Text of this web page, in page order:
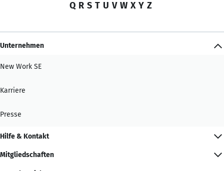
Q R S T U V W X Y Z
Unternehmen
New Work SE
Karriere
Presse
Hilfe & Kontakt
Mitgliedschaften